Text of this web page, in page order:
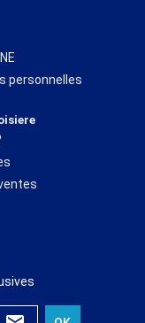
personnelles